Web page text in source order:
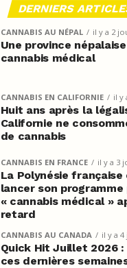
DERNIERS
CANNABIS AU NÉPAL il y a 2
Une province
cannabis médical
CANNABIS EN CALIFORNIE il y
Huit ans après la
Californie ne
de cannabis
CANNABIS EN FRANCE il y a 3
La Polynésie
lancer son
« cannabis médical »
retard
CANNABIS AU CANADA il y a
Quick Hit Juillet 2026 :
ces dernières